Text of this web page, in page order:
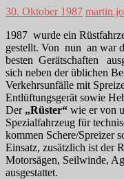
30. Oktober 1987
1987 wurde ein
gestellt. Von nun an war
besten Gerätschaften
sich neben der üblichen
Verkehrsunfälle mit
Entlüftungsgerät sowie
Der „Rüster“ wie er von
Spezialfahrzeug für
kommen Schere/Spreizer
Einsatz, zusätzlich ist der
Motorsägen, Seilwinde,
ausgestattet.